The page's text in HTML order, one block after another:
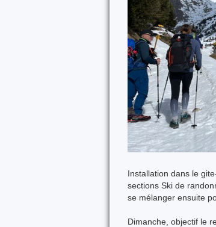
Installation dans le
sections Ski de
se mélanger ensuite
Dimanche, objectif le